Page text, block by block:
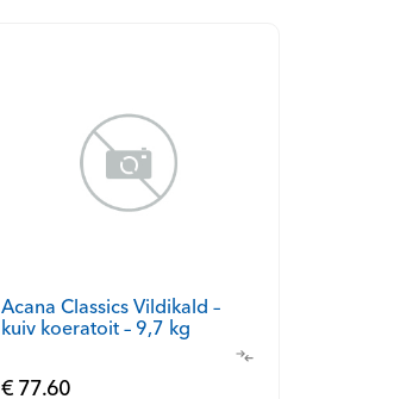
Acana Classics Vildikald –
kuiv koeratoit – 9,7 kg
€ 77.60